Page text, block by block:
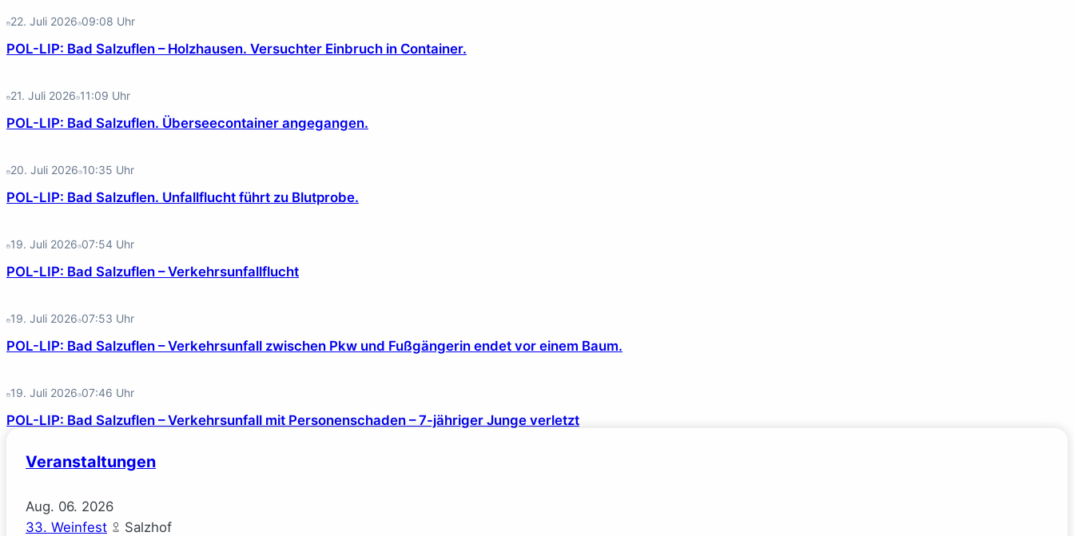
22. Juli 2026 09:08 Uhr
POL-LIP: Bad Salzuflen – Holzhausen. Versuchter Einbruch in Container.
21. Juli 2026 11:09 Uhr
POL-LIP: Bad Salzuflen. Überseecontainer angegangen.
20. Juli 2026 10:35 Uhr
POL-LIP: Bad Salzuflen. Unfallflucht führt zu Blutprobe.
19. Juli 2026 07:54 Uhr
POL-LIP: Bad Salzuflen – Verkehrsunfallflucht
19. Juli 2026 07:53 Uhr
POL-LIP: Bad Salzuflen – Verkehrsunfall zwischen Pkw und Fußgängerin endet vor einem Baum.
19. Juli 2026 07:46 Uhr
POL-LIP: Bad Salzuflen – Verkehrsunfall mit Personenschaden – 7-jähriger Junge verletzt
Veranstaltungen
Aug. 06. 2026
33. Weinfest
Salzhof